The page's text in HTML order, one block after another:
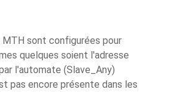
MTH sont configurées pour
quelques soient l'adresse
l'automate (Slave_Any)
pas encore présente dans les